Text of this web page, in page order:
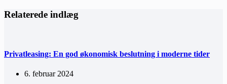
Relaterede indlæg
Privatleasing: En god økonomisk beslutning i moderne tider
6. februar 2024